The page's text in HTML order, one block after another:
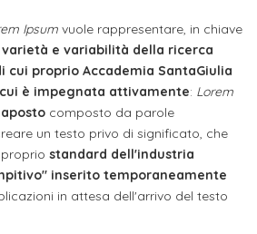
Ipsum vuole rappresentare, in chiave
e variabilità della ricerca
proprio Accademia SantaGiulia
è impegnata attivamente: Lorem
composto da parole
un testo privo di significato, che
standard dell'industria
inserito temporaneamente
in attesa dell'arrivo del testo